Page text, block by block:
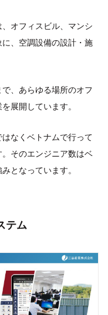
オフィスビル、マンシ
、空調設備の設計・施
、あらゆる場所のオフ
展開しています。
なくベトナムで行って
そのエンジニア数はベ
となっています。
テム